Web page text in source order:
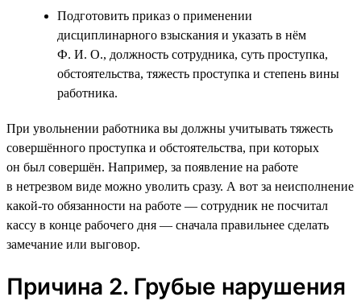
Подготовить приказ о применении
дисциплинарного взыскания и указать в нём
Ф. И. О., должность сотрудника, суть проступка,
обстоятельства, тяжесть проступка и степень вины
работника.
При увольнении работника вы должны учитывать тяжесть
совершённого проступка и обстоятельства, при которых
он был совершён. Например, за появление на работе
в нетрезвом виде можно уволить сразу. А вот за неисполнение
какой-то обязанности на работе — сотрудник не посчитал
кассу в конце рабочего дня — сначала правильнее сделать
замечание или выговор.
Причина 2. Грубые нарушения